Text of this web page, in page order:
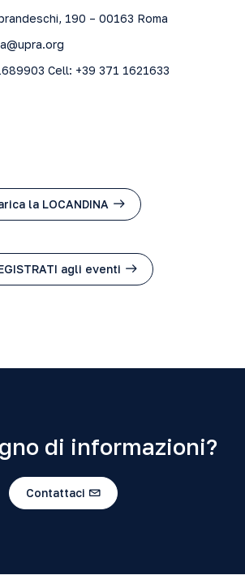
190 – 00163 Roma
Cell: +39 371 1621633
la LOCANDINA
agli eventi
di informazioni?
Contattaci